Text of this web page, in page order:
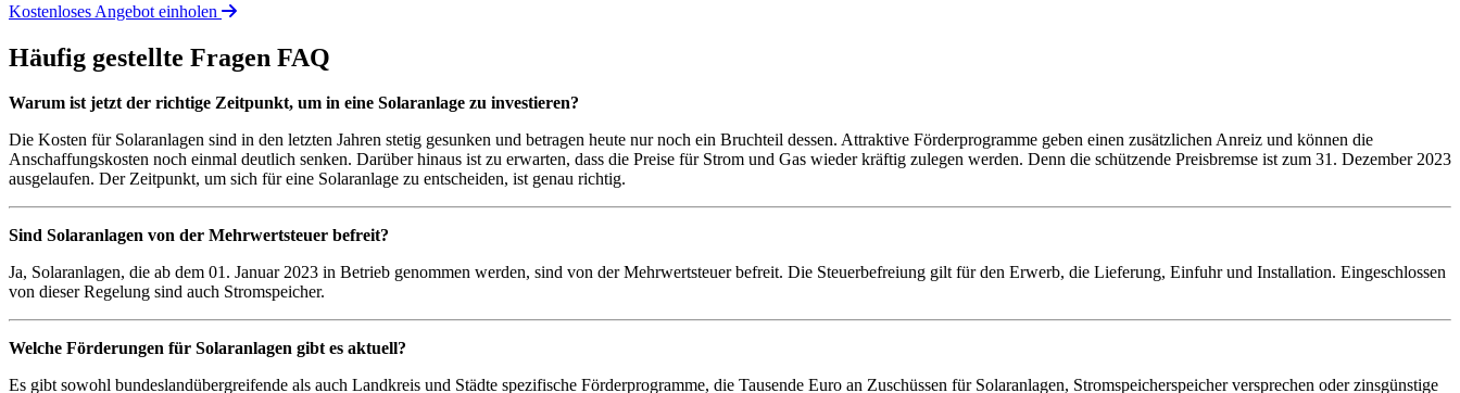
Kostenloses Angebot einholen
Häufig gestellte Fragen FAQ
Warum ist jetzt der richtige Zeitpunkt, um in eine Solaranlage zu investieren?
Die Kosten für Solaranlagen sind in den letzten Jahren stetig gesunken und betragen heute nur noch ein Bruchteil dessen. Attraktive Förderprogramme geben einen zusätzlichen Anreiz und können die
Anschaffungskosten noch einmal deutlich senken. Darüber hinaus ist zu erwarten, dass die Preise für Strom und Gas wieder kräftig zulegen werden. Denn die schützende Preisbremse ist zum 31. Dezember 2023
ausgelaufen. Der Zeitpunkt, um sich für eine Solaranlage zu entscheiden, ist genau richtig.
Sind Solaranlagen von der Mehrwertsteuer befreit?
Ja, Solaranlagen, die ab dem 01. Januar 2023 in Betrieb genommen werden, sind von der Mehrwertsteuer befreit. Die Steuerbefreiung gilt für den Erwerb, die Lieferung, Einfuhr und Installation. Eingeschlossen
von dieser Regelung sind auch Stromspeicher.
Welche Förderungen für Solaranlagen gibt es aktuell?
Es gibt sowohl bundeslandübergreifende als auch Landkreis und Städte spezifische Förderprogramme, die Tausende Euro an Zuschüssen für Solaranlagen, Stromspeicherspeicher versprechen oder zinsgünstige